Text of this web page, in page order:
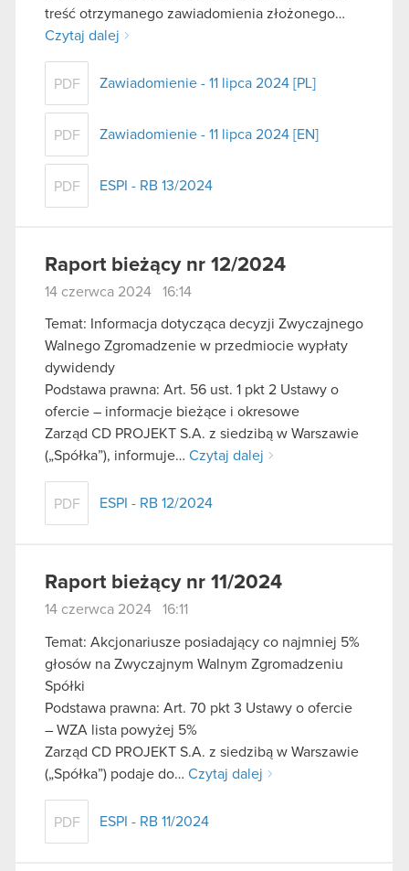
treść otrzymanego zawiadomienia złożonego…
Czytaj dalej
PDF Zawiadomienie - 11 lipca 2024 [PL]
PDF Zawiadomienie - 11 lipca 2024 [EN]
PDF ESPI - RB 13/2024
Raport bieżący nr 12/2024
14 czerwca 2024 16:14
Temat: Informacja dotycząca decyzji Zwyczajnego
Walnego Zgromadzenie w przedmiocie wypłaty
dywidendy
Podstawa prawna: Art. 56 ust. 1 pkt 2 Ustawy o
ofercie – informacje bieżące i okresowe
Zarząd CD PROJEKT S.A. z siedzibą w Warszawie
(„Spółka”), informuje… Czytaj dalej
PDF ESPI - RB 12/2024
Raport bieżący nr 11/2024
14 czerwca 2024 16:11
Temat: Akcjonariusze posiadający co najmniej 5%
głosów na Zwyczajnym Walnym Zgromadzeniu
Spółki
Podstawa prawna: Art. 70 pkt 3 Ustawy o ofercie
– WZA lista powyżej 5%
Zarząd CD PROJEKT S.A. z siedzibą w Warszawie
(„Spółka”) podaje do… Czytaj dalej
PDF ESPI - RB 11/2024